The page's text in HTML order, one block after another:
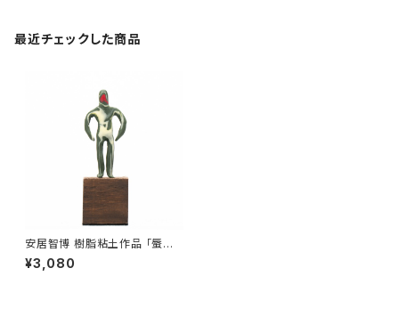
最近チェックした商品
安居智博 樹脂粘土作品 「蜃気
楼」#35
¥3,080